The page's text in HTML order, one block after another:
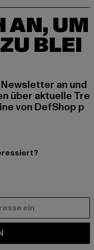
AN, UM
BLEI
an und
über aktuelle Tre
von DefShop p